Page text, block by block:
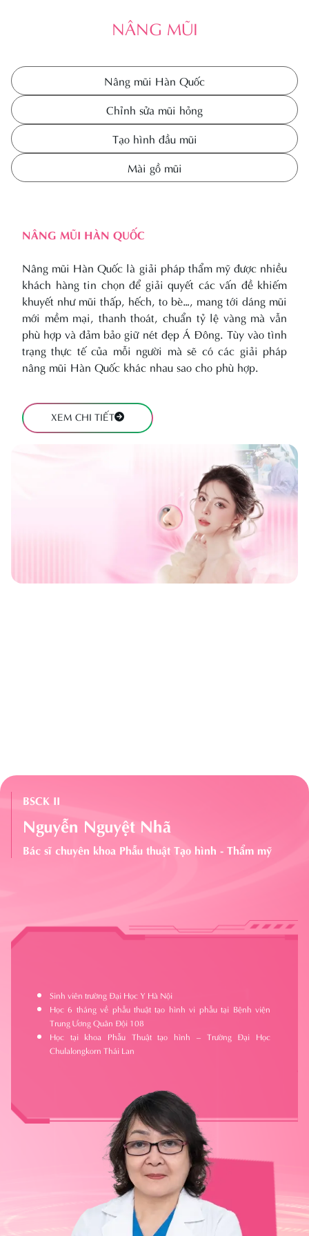
NÂNG MŨI
Nâng mũi Hàn Quốc
Chỉnh sửa mũi hỏng
Tạo hình đầu mũi
Mài gồ mũi
NÂNG MŨI HÀN QUỐC
Nâng mũi Hàn Quốc là giải pháp thẩm mỹ được nhiều
khách hàng tin chọn để giải quyết các vấn đề khiếm
khuyết như mũi thấp, hếch, to bè…, mang tới dáng mũi
mới mềm mại, thanh thoát, chuẩn tỷ lệ vàng mà vẫn
phù hợp và đảm bảo giữ nét đẹp Á Đông. Tùy vào tình
trạng thực tế của mỗi người mà sẽ có các giải pháp
nâng mũi Hàn Quốc khác nhau sao cho phù hợp.
XEM CHI TIẾT
BSCK II
Nguyễn Nguyệt Nhã
Bác sĩ chuyên khoa Phẫu thuật Tạo hình - Thẩm mỹ
Sinh viên trường Đại Học Y Hà Nội
Học 6 tháng về phẫu thuật tạo hình vi phẫu tại Bệnh viện
Trung Ương Quân Đội 108
Học tại khoa Phẫu Thuật tạo hình – Trường Đại Học
Chulalongkorn Thái Lan